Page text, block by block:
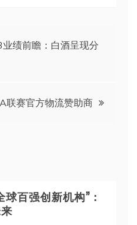
绩前瞻：白酒呈现分
联赛官方物流赞助商
百强创新机构”：